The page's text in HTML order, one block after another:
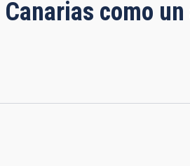
Canarias como